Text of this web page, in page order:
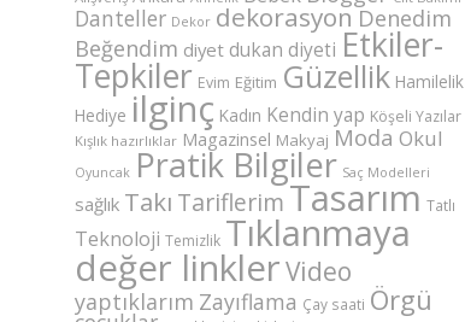
Danteller Dekor dekorasyon Denedim
Beğendim diyet dukan diyeti Etkiler-
Tepkiler Evim Eğitim Güzellik Hamilelik
Hediye ilginç Kadın Kendin yap Köşeli Yazılar
Kışlık hazırlıklar Magazinsel Makyaj Moda Okul
Oyuncak Pratik Bilgiler Saç Modelleri
sağlık Takı Tariflerim Tasarım Tatlı
Teknoloji Temizlik Tıklanmaya
değer linklerVideo
yaptıklarım Zayıflama Çay saati Örgü